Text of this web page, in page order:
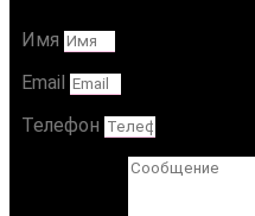
Имя
Email
Телефон